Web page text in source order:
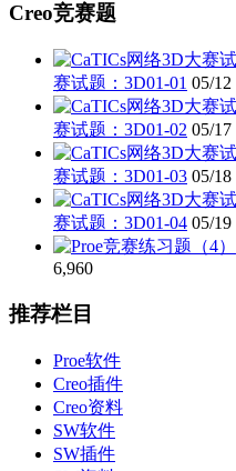
Creo竞赛题
赛试题：3D01-01 05/12
赛试题：3D01-02 05/17
赛试题：3D01-03 05/18
赛试题：3D01-04 05/19
6,960
推荐栏目
Proe软件
Creo插件
Creo资料
SW软件
SW插件